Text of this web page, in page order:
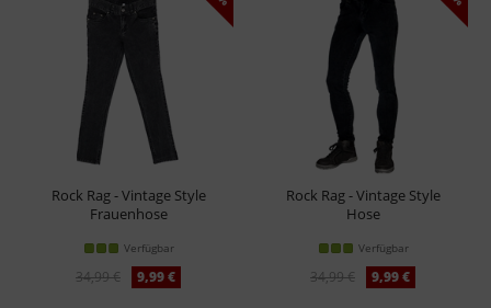
Rock Rag - Vintage Style
Frauenhose
Verfügbar
34,99 € 9,99 €
Rock Rag - Vintage Style
Hose
Verfügbar
34,99 € 9,99 €